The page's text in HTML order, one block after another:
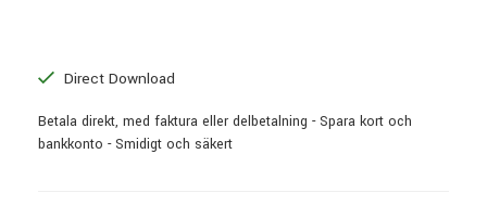
Direct Download
Betala direkt, med faktura eller delbetalning - Spara kort och
bankkonto - Smidigt och säkert